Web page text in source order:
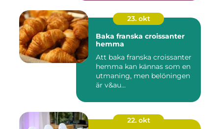
23. okt
Baka franska croissanter
hemma
Att baka franska croissanter
hemma kan kännas som en
utmaning, men belöningen
är v&au...
22. okt